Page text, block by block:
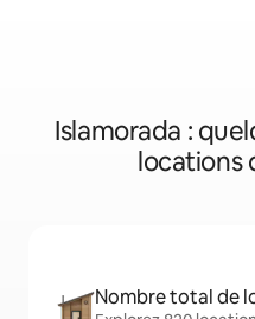
Islamorada :
locations
Nombre total de